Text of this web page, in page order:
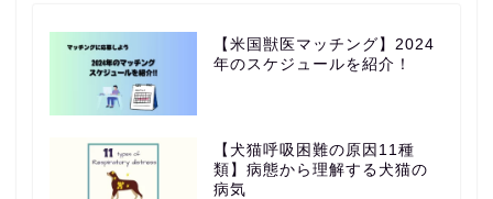
【米国獣医マッチング】2024
年のスケジュールを紹介！
【犬猫呼吸困難の原因11種
類】病態から理解する犬猫の
病気